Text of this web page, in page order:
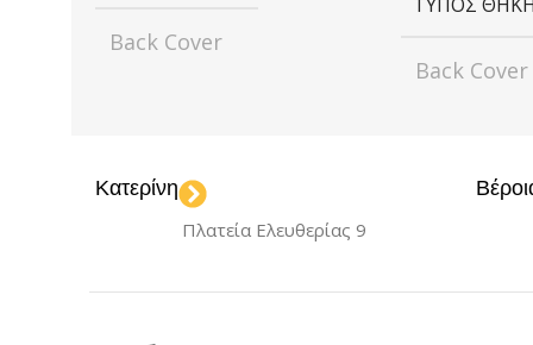
Back Cover
iPhone 16 Pro Max
Back Cover
Blue
Κατερίνη
Πλατεία Ελευθερίας 9